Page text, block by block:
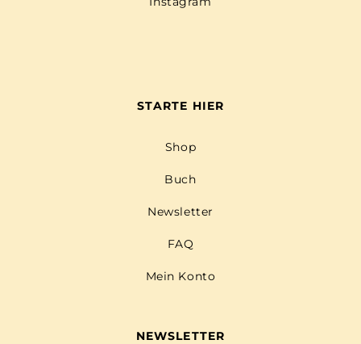
STARTE HIER
Shop
Buch
Newsletter
FAQ
Mein Konto
NEWSLETTER